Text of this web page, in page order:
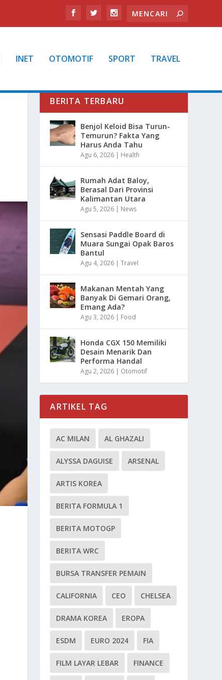
INET OTOMOTIF SPORT TRAVEL
BERITA TERBARU
Benjol Keloid Bisa Turun-
Temurun? Fakta Yang
Harus Anda Tahu
Agu 6, 2026 | Health
Rumah Adat Baloy,
Berasal Dari Provinsi
Kalimantan Utara
Agu 5, 2026 | News
Sensasi Paddle Board di
Muara Sungai Opak Baros
Bantul
Agu 4, 2026 |Travel
Makanan Mentah Yang
Banyak Di Gemari Orang,
Emang Ada?
Agu 3, 2026 | Food
Honda CGX 150 Memiliki
Desain Menarik Dan
Performa Handal
Agu 2, 2026 | Otomotif
ARTIKEL TAG
AC MILAN AL GHAZALI
ALYSSA DAGUISE ARSENAL
ARTIS KOREA
BERITA FORMULA 1
BERITA MOTOGP
BERITA WRC
BURSA TRANSFER PEMAIN
CALIFORNIA CEO CHELSEA
DRAMA KOREA EROPA
ESDM EURO 2024 FIA
FILM LAYAR LEBAR FINANCE